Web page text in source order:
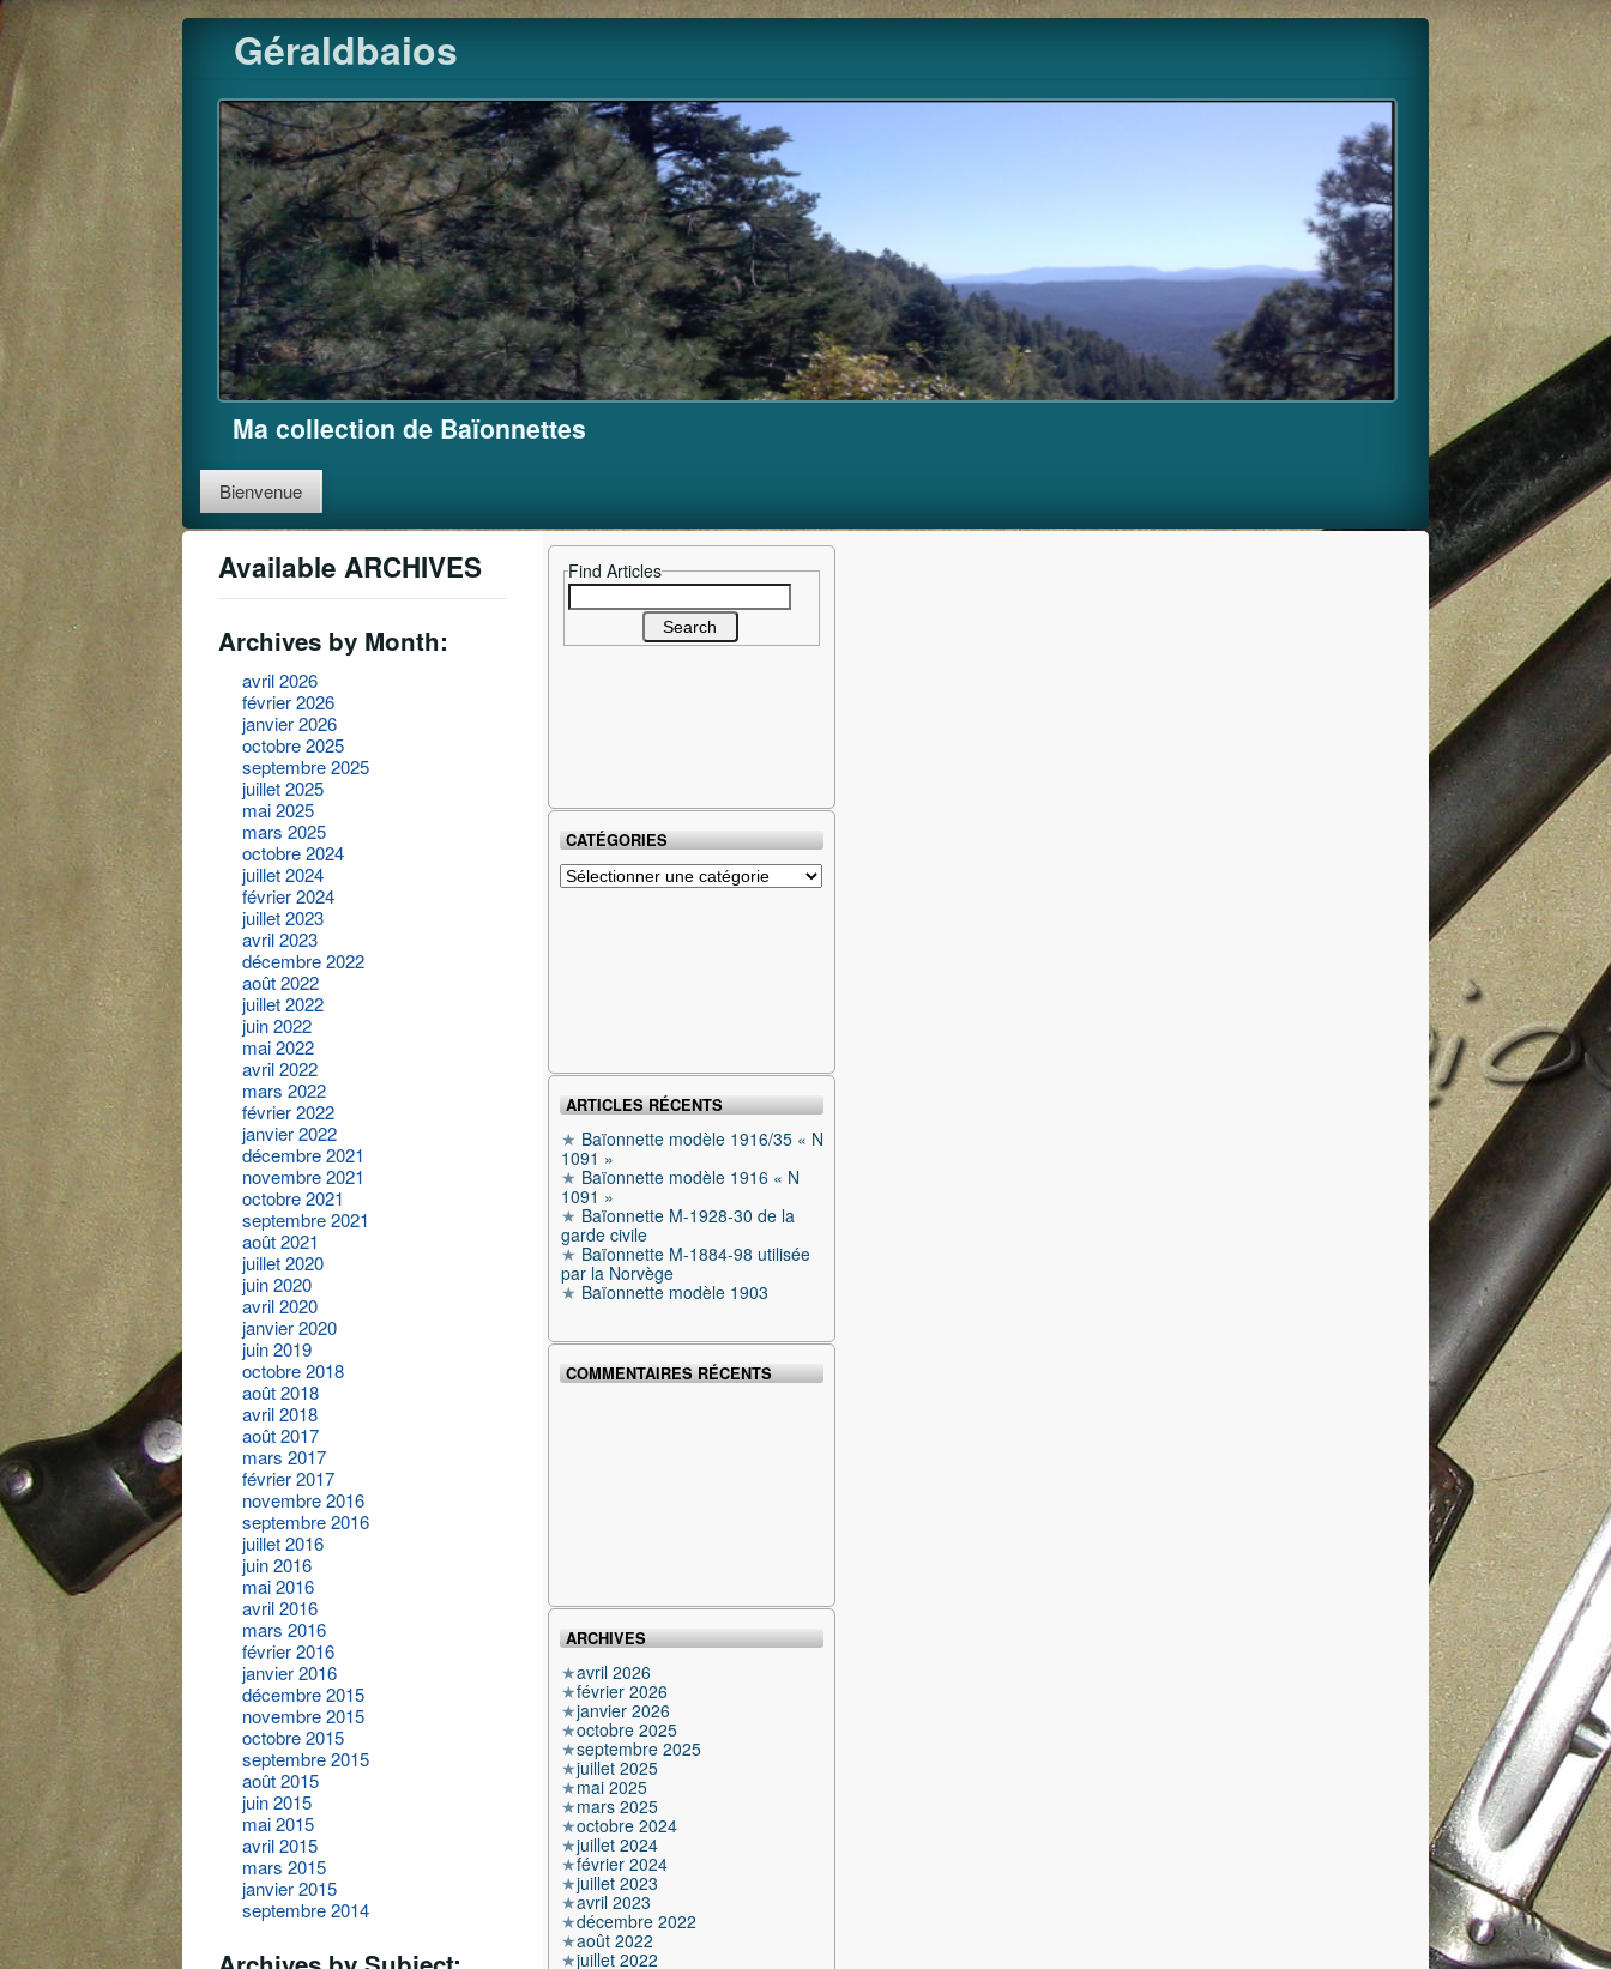
Pour m'aider à financer ce site. Cagnotte
Skip
to
content
Géraldbaios
Ma collection de Baïonnettes
Bienvenue
Available ARCHIVES
Archives by Month:
avril 2026
février 2026
janvier 2026
octobre 2025
septembre 2025
juillet 2025
mai 2025
mars 2025
octobre 2024
juillet 2024
février 2024
juillet 2023
avril 2023
décembre 2022
août 2022
juillet 2022
juin 2022
mai 2022
avril 2022
mars 2022
février 2022
janvier 2022
décembre 2021
novembre 2021
octobre 2021
septembre 2021
août 2021
juillet 2020
juin 2020
avril 2020
janvier 2020
juin 2019
octobre 2018
août 2018
avril 2018
août 2017
mars 2017
février 2017
novembre 2016
septembre 2016
juillet 2016
juin 2016
mai 2016
avril 2016
mars 2016
février 2016
janvier 2016
décembre 2015
novembre 2015
octobre 2015
septembre 2015
août 2015
juin 2015
mai 2015
avril 2015
mars 2015
janvier 2015
septembre 2014
Find Articles
Search
for:
CATÉGORIES
Catégories
ARTICLES RÉCENTS
Baïonnette modèle 1916/35 « N
1091 »
Baïonnette modèle 1916 « N
1091 »
Baïonnette M-1928-30 de la
garde civile
Baïonnette M-1884-98 utilisée
par la Norvège
Baïonnette modèle 1903
COMMENTAIRES RÉCENTS
ARCHIVES
avril 2026
février 2026
janvier 2026
octobre 2025
septembre 2025
juillet 2025
mai 2025
mars 2025
octobre 2024
juillet 2024
février 2024
juillet 2023
avril 2023
décembre 2022
août 2022
juillet 2022